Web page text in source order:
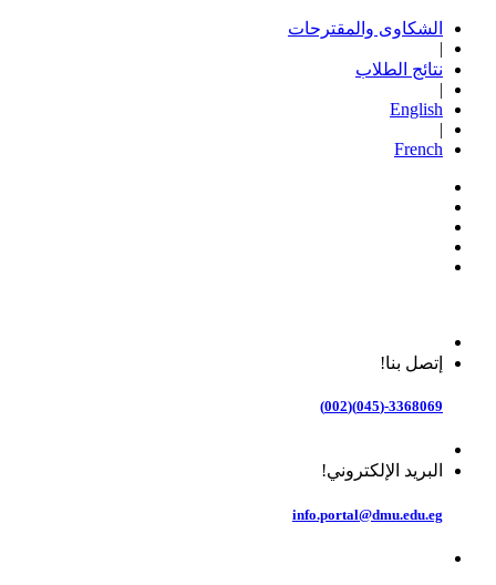
الشكاوى والمقترحات
|
نتائج الطلاب
|
English
|
French
إتصل بنا!
3368069-(045)(002)
البريد الإلكتروني!
info.portal@dmu.edu.eg